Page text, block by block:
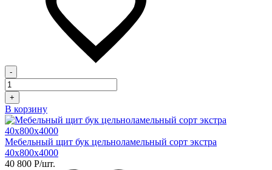
-
+
В корзину
Мебельный щит бук цельноламельный сорт экстра
40х800х4000
40 800 Р/шт.